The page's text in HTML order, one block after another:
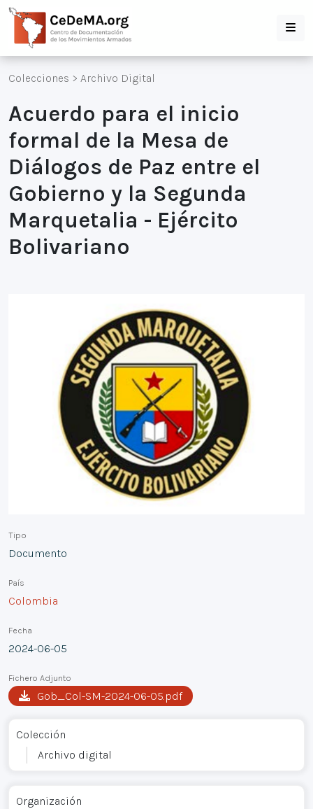
Colecciones > Archivo Digital
Acuerdo para el inicio
formal de la Mesa de
Diálogos de Paz entre el
Gobierno y la Segunda
Marquetalia - Ejército
Bolivariano
Tipo
Documento
País
Colombia
Fecha
2024-06-05
Fichero Adjunto
Gob_Col-SM-2024-06-05.pdf
Colección
Archivo digital
Organización